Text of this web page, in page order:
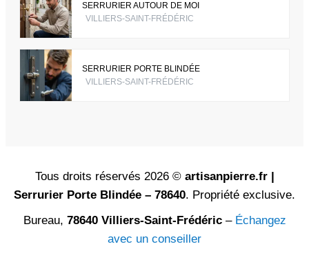
SERRURIER AUTOUR DE MOI
VILLIERS-SAINT-FRÉDÉRIC
SERRURIER PORTE BLINDÉE
VILLIERS-SAINT-FRÉDÉRIC
Tous droits réservés 2026 © artisanpierre.fr |
Serrurier Porte Blindée – 78640. Propriété exclusive.
Bureau, 78640 Villiers-Saint-Frédéric– Échangez
avec un conseiller